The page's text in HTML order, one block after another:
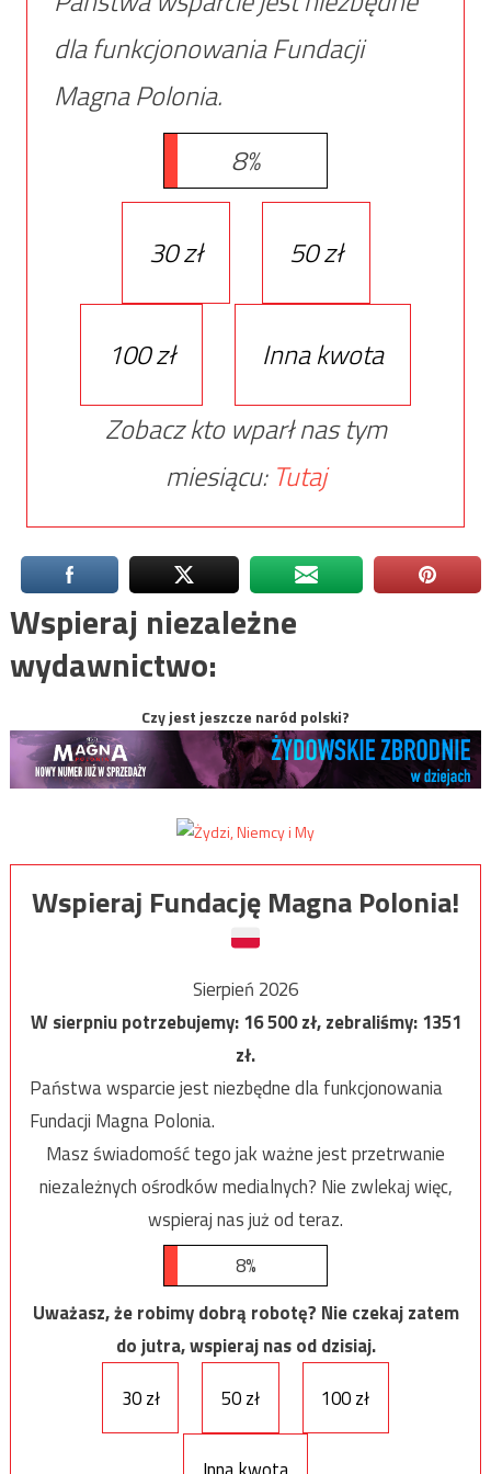
dla funkcjonowania Fundacji
Magna Polonia.
8%
30 zł 50 zł
100 zł
Inna kwota
Zobacz kto wparł nas tym
miesiącu: Tutaj
Wspieraj niezależne
wydawnictwo:
Czy jest jeszcze naród polski?
Wspieraj Fundację Magna Polonia!
Sierpień 2026
W sierpniu potrzebujemy:16 500zł, zebraliśmy:1351
zł.
Państwa wsparcie jest niezbędne dla funkcjonowania
Fundacji Magna Polonia.
Masz świadomość tego jak ważne jest przetrwanie
niezależnych ośrodków medialnych? Nie zwlekaj więc,
wspieraj nas już od teraz.
8%
Uważasz, że robimy dobrą robotę? Nie czekaj zatem
do jutra, wspieraj nas od dzisiaj.
30 zł
50 zł 100 zł